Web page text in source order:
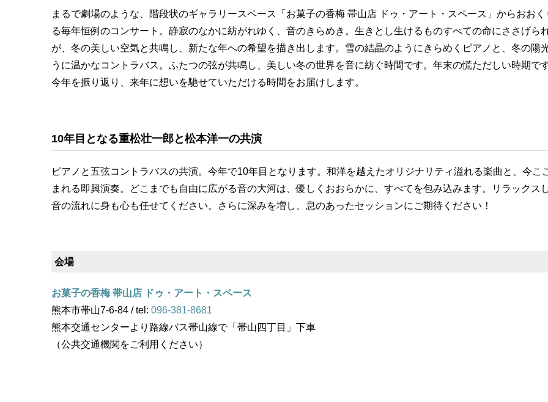
まるで劇場のような、階段状のギャラリースペース「お菓子の香梅 帯山店 ドゥ・アート・スペース」からおおく
る毎年恒例のコンサート。静寂のなかに紡がれゆく、音のきらめき。生きとし生けるものすべての命にささげら
が、冬の美しい空気と共鳴し、新たな年への希望を描き出します。雪の結晶のようにきらめくピアノと、冬の陽
うに温かなコントラバス。ふたつの弦が共鳴し、美しい冬の世界を音に紡ぐ時間です。年末の慌ただしい時期です
今年を振り返り、来年に想いを馳せていただける時間をお届けします。
10年目となる重松壮一郎と松本洋一の共演
ピアノと五弦コントラバスの共演。今年で10年目となります。和洋を越えたオリジナリティ溢れる楽曲と、今こ
まれる即興演奏。どこまでも自由に広がる音の大河は、優しくおおらかに、すべてを包み込みます。リラックスし
音の流れに身も心も任せてください。さらに深みを増し、息のあったセッションにご期待ください！
会場
お菓子の香梅 帯山店 ドゥ・アート・スペース
熊本市帯山7-6-84 / tel: 096-381-8681
熊本交通センターより路線バス帯山線で「帯山四丁目」下車
（公共交通機関をご利用ください）